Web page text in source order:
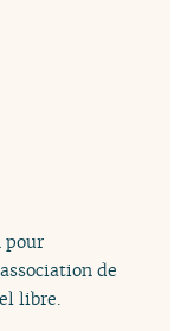
pour
de
libre.